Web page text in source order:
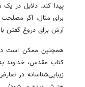
پیدا کند. دلایل در
برای مثال، اگر
آرش برای دروغ گفتن
همچنین ممکن است
کتاب مقدس، خداوند
زیبایی‌شناسانه در